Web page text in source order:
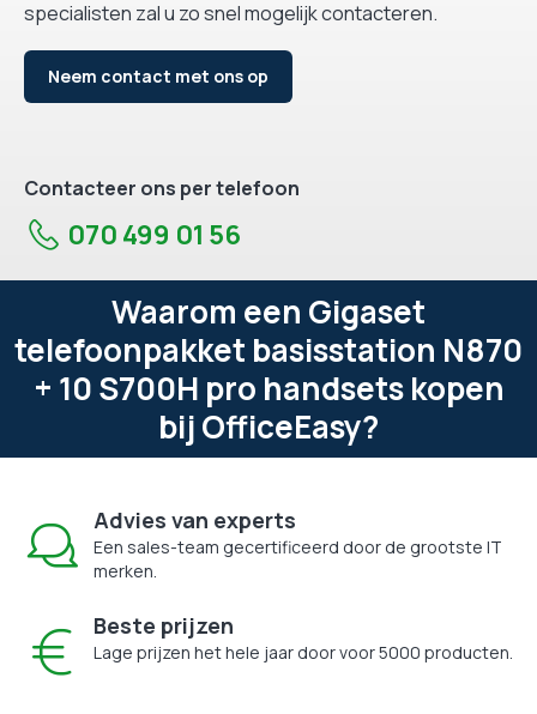
specialisten zal u zo snel mogelijk contacteren.
Neem contact met ons op
Contacteer ons per telefoon
070 499 01 56
Waarom een Gigaset
telefoonpakket basisstation N870
+ 10 S700H pro handsets kopen
bij OfficeEasy?
Advies van experts
Een sales-team gecertificeerd door de grootste IT
merken.
Beste prijzen
Lage prijzen het hele jaar door voor 5000 producten.